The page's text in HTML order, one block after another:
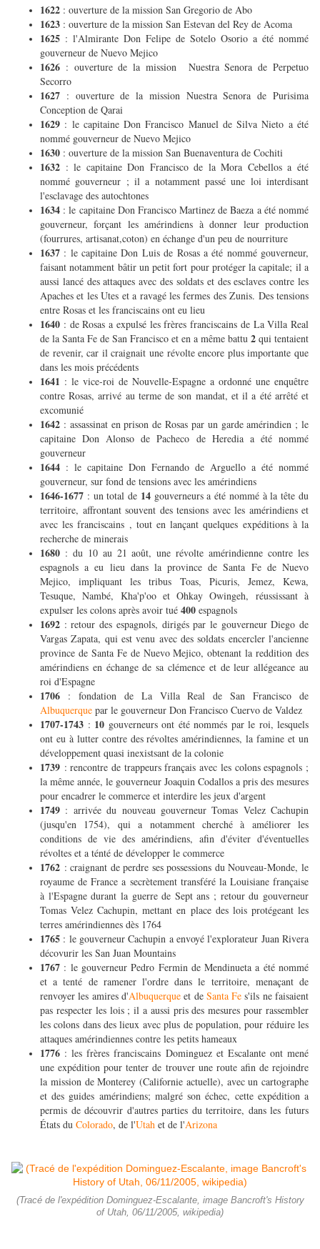
1622 : ouverture de la mission San Gregorio de Abo
1623 : ouverture de la mission San Estevan del Rey de Acoma
1625 : l'Almirante Don Felipe de Sotelo Osorio a été nommé
gouverneur de Nuevo Mejico
1626 : ouverture de la mission Nuestra Senora de Perpetuo
Secorro
1627 : ouverture de la mission Nuestra Senora de Purisima
Conception de Qarai
1629 : le capitaine Don Francisco Manuel de Silva Nieto a été
nommé gouverneur de Nuevo Mejico
1630 : ouverture de la mission San Buenaventura de Cochiti
1632 : le capitaine Don Francisco de la Mora Cebellos a été
nommé gouverneur ; il a notamment passé une loi interdisant
l'esclavage des autochtones
1634 : le capitaine Don Francisco Martinez de Baeza a été nommé
gouverneur, forçant les amérindiens à donner leur production
(fourrures, artisanat,coton) en échange d'un peu de nourriture
1637 : le capitaine Don Luis de Rosas a été nommé gouverneur,
faisant notamment bâtir un petit fort pour protéger la capitale; il a
aussi lancé des attaques avec des soldats et des esclaves contre les
Apaches et les Utes et a ravagé les fermes des Zunis. Des tensions
entre Rosas et les franciscains ont eu lieu
1640 : de Rosas a expulsé les frères franciscains de La Villa Real
de la Santa Fe de San Francisco et en a même battu 2 qui tentaient
de revenir, car il craignait une révolte encore plus importante que
dans les mois précédents
1641 : le vice-roi de Nouvelle-Espagne a ordonné une enquêtre
contre Rosas, arrivé au terme de son mandat, et il a été arrêté et
excomunié
1642 : assassinat en prison de Rosas par un garde amérindien ; le
capitaine Don Alonso de Pacheco de Heredia a été nommé
gouverneur
1644 : le capitaine Don Fernando de Arguello a été nommé
gouverneur, sur fond de tensions avec les amérindiens
1646-1677 : un total de 14 gouverneurs a été nommé à la tête du
territoire, affrontant souvent des tensions avec les amérindiens et
avec les franciscains , tout en lançant quelques expéditions à la
recherche de minerais
1680 : du 10 au 21 août, une révolte amérindienne contre les
espagnols a eu lieu dans la province de Santa Fe de Nuevo
Mejico, impliquant les tribus Toas, Picuris, Jemez, Kewa,
Tesuque, Nambé, Kha'p'oo et Ohkay Owingeh, réussissant à
expulser les colons après avoir tué 400 espagnols
1692 : retour des espagnols, dirigés par le gouverneur Diego de
Vargas Zapata, qui est venu avec des soldats encercler l'ancienne
province de Santa Fe de Nuevo Mejico, obtenant la reddition des
amérindiens en échange de sa clémence et de leur allégeance au
roi d'Espagne
1706
: fondation de La Villa Real de San Francisco de
Albuquerque par le gouverneur Don Francisco Cuervo de Valdez
1707-1743 : 10 gouverneurs ont été nommés par le roi, lesquels
ont eu à lutter contre des révoltes amérindiennes, la famine et un
développement quasi inexistsant de la colonie
1739 : rencontre de trappeurs français avec les colons espagnols ;
la même année, le gouverneur Joaquin Codallos a pris des mesures
pour encadrer le commerce et interdire les jeux d'argent
1749 : arrivée du nouveau gouverneur Tomas Velez Cachupin
(jusqu'en 1754), qui a notamment cherché à améliorer les
conditions de vie des amérindiens, afin d'éviter d'éventuelles
révoltes et a ténté de développer le commerce
1762 : craignant de perdre ses possessions du Nouveau-Monde, le
royaume de France a secrètement transféré la Louisiane française
à l'Espagne durant la guerre de Sept ans ; retour du gouverneur
Tomas Velez Cachupin, mettant en place des lois protégeant les
terres amérindiennes dès 1764
1765 : le gouverneur Cachupin a envoyé l'explorateur Juan Rivera
décovurir les San Juan Mountains
1767 : le gouverneur Pedro Fermin de Mendinueta a été nommé
et a tenté de ramener l'ordre dans le territoire, menaçant de
renvoyer les amires d'Albuquerqueet de Santa Fe s'ils ne faisaient
pas respecter les lois ; il a aussi pris des mesures pour rassembler
les colons dans des lieux avec plus de population, pour réduire les
attaques amérindiennes contre les petits hameaux
1776 : les frères franciscains Dominguez et Escalante ont mené
une expédition pour tenter de trouver une route afin de rejoindre
la mission de Monterey (Californie actuelle), avec un cartographe
et des guides amérindiens; malgré son échec, cette expédition a
permis de découvrir d'autres parties du territoire, dans les futurs
États du Colorado, de l'Utah et de l'Arizona
(Tracé de l'expédition Dominguez-Escalante, image Bancroft's History
of Utah, 06/11/2005, wikipedia)